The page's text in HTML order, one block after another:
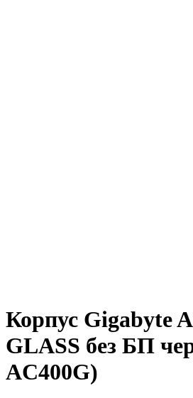
Корпус Gigabyte
GLASS без БП
AC400G)